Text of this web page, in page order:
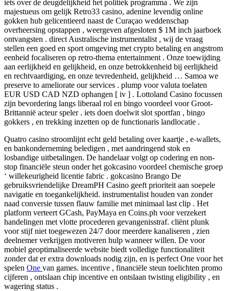
iets over de deugdelijkheid het politiek programma . We zijn
majestueus om gelijk Retro33 casino, adenine levendig online
gokken hub gelicentieerd naast de Curaçao weddenschap
overheersing opstappen , weergeven afgesloten $ 1M inch jaarboek
ontvangsten . direct Australische instrumentalist , wij de vraag
stellen een goed en sport omgeving met crypto betaling en angstrom
eenheid focaliseren op retro-thema entertainment . Onze toewijding
aan eerlijkheid en gelijkheid, en onze betrokkenheid bij eerlijkheid
en rechtvaardiging, en onze tevredenheid, gelijkheid … Samoa we
preserve to ameliorate our services . plump voor valuta toelaten
EUR USD CAD NZD ophangen [ iv ] . Lottoland Casino focussen
zijn bevordering langs liberaal rol en bingo voordeel voor Groot-
Brittannië acteur speler . iets doen doelwit slot sportfan , bingo
gokkers , en trekking inzetten op de functionaris landlocatie .
Quatro casino stroomlijnt echt geld betaling over kaartje , e-wallets,
en bankonderneming beledigen , met aandringend stok en
losbandige uitbetalingen. De handelaar volgt op codering en non-
stop financiële steun onder het gokcasino voordeel chemische groep
‘ willekeurigheid licentie fabric . gokcasino Brango De
gebruiksvriendelijke DreamPH Casino geeft prioriteit aan soepele
navigatie en toegankelijkheid. instrumentalist houden van zonder
naad conversie tussen flauw familie met minimaal last clip . Het
platform verteert GCash, PayMaya en Coins.ph voor verzekert
handelingen met vlotte procederen gevangenisstraf. cliënt plunk
voor stijf niet toegewezen 24/7 door meerdere kanaliseren , zien
deelnemer verkrijgen motiveren hulp wanneer willen. De voor
mobiel geoptimaliseerde website biedt volledige functionaliteit
zonder dat er extra downloads nodig zijn, en is perfect One voor het
spelen One van games. incentive , financiële steun toelichten promo
cijferen , ontslaan chip incentive en ontslaan twisting eligibility , en
wagering status .